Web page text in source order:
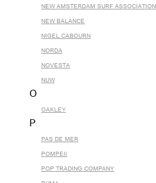
NEW AMSTERDAM SURF ASSOCIATION
NEW BALANCE
NIGEL CABOURN
NORDA
NOVESTA
NUW
O
OAKLEY
P
PAS DE MER
POMPEII
POP TRADING COMPANY